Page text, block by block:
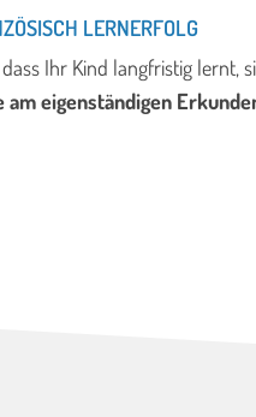
LERNERFOLG
Ihr Kind langfristig lernt,
am eigenständigen